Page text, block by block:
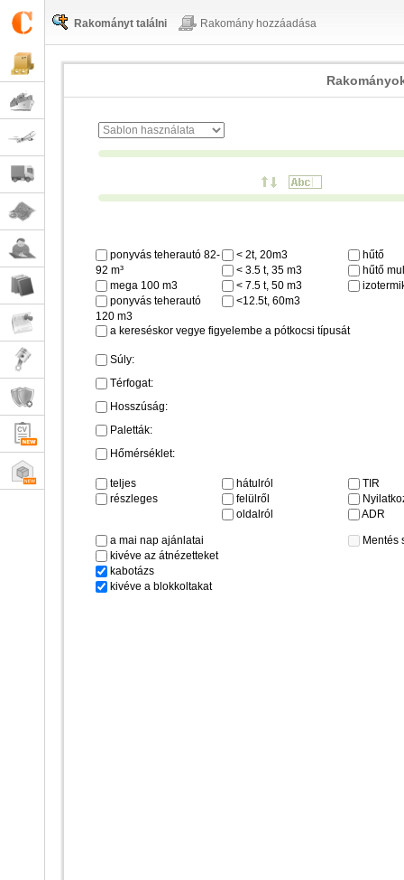
Rakományt találni Rakomány hozzáadása
ponyvás teherautó 82-
92 m³
mega 100 m3
ponyvás teherautó
120 m3
< 2t, 20m3
< 3.5 t, 35 m3
< 7.5 t, 50 m3
<12.5t, 60m3
hűtő
hűtő
a kereséskor vegye figyelembe a pótkocsi típusát
Súly:
Térfogat:
Hosszúság:
Paletták:
Hőmérséklet:
teljes
részleges
hátulról
felülről
oldalról
TIR
ADR
a mai nap ajánlatai
kivéve az átnézetteket
kabotázs
kivéve a blokkoltakat
Mentés